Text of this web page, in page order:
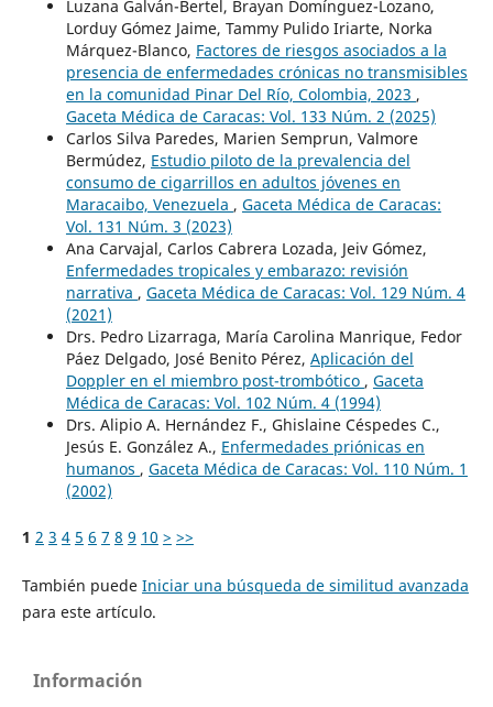
Luzana Galván-Bertel, Brayan Domínguez-Lozano,
Lorduy Gómez Jaime, Tammy Pulido Iriarte, Norka
Márquez-Blanco, Factores de riesgos asociados a la
presencia de enfermedades crónicas no transmisibles
en la comunidad Pinar Del Río, Colombia, 2023 ,
Gaceta Médica de Caracas: Vol. 133 Núm. 2 (2025)
Carlos Silva Paredes, Marien Semprun, Valmore
Bermúdez, Estudio piloto de la prevalencia del
consumo de cigarrillos en adultos jóvenes en
Maracaibo, Venezuela , Gaceta Médica de Caracas:
Vol. 131 Núm. 3 (2023)
Ana Carvajal, Carlos Cabrera Lozada, Jeiv Gómez,
Enfermedades tropicales y embarazo: revisión
narrativa , Gaceta Médica de Caracas: Vol. 129 Núm. 4
(2021)
Drs. Pedro Lizarraga, María Carolina Manrique, Fedor
Páez Delgado, José Benito Pérez, Aplicación del
Doppler en el miembro post-trombótico , Gaceta
Médica de Caracas: Vol. 102 Núm. 4 (1994)
Drs. Alipio A. Hernández F., Ghislaine Céspedes C.,
Jesús E. González A., Enfermedades priónicas en
humanos , Gaceta Médica de Caracas: Vol. 110 Núm. 1
(2002)
1 2 3 4 5 6 7 8 9 10 > >>
También puede Iniciar una búsqueda de similitud avanzada
para este artículo.
Información